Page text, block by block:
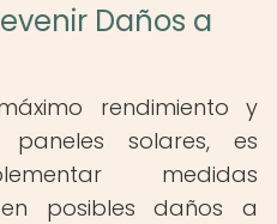
Daños a
rendimiento y
solares, es
medidas
posibles daños a